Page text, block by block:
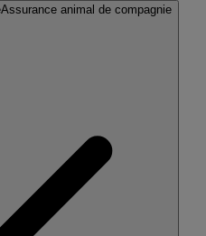
Assurance animal de compagnie